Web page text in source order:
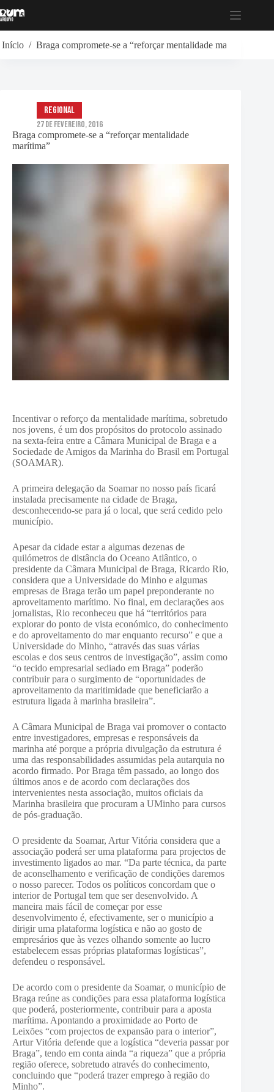
para
Início / Braga compromete-se a “reforçar mentalidade marítima”
Braga compromete-se a “reforçar mentalidade
marítima”
Regional
27 de Fevereiro, 2016
Incentivar o reforço da mentalidade marítima, sobretudo
nos jovens, é um dos propósitos do protocolo assinado
na sexta-feira entre a Câmara Municipal de Braga e a
Sociedade de Amigos da Marinha do Brasil em Portugal
(SOAMAR).
A primeira delegação da Soamar no nosso país ficará
instalada precisamente na cidade de Braga,
desconhecendo-se para já o local, que será cedido pelo
município.
Apesar da cidade estar a algumas dezenas de
quilómetros de distância do Oceano Atlântico, o
presidente da Câmara Municipal de Braga, Ricardo Rio,
considera que a Universidade do Minho e algumas
empresas de Braga terão um papel preponderante no
aproveitamento marítimo. No final, em declarações aos
jornalistas, Rio reconheceu que há “territórios para
explorar do ponto de vista económico, do conhecimento
e do aproveitamento do mar enquanto recurso” e que a
Universidade do Minho, “através das suas várias
escolas e dos seus centros de investigação”, assim como
“o tecido empresarial sediado em Braga” poderão
contribuir para o surgimento de “oportunidades de
aproveitamento da maritimidade que beneficiarão a
estrutura ligada à marinha brasileira”.
A Câmara Municipal de Braga vai promover o contacto
entre investigadores, empresas e responsáveis da
marinha até porque a própria divulgação da estrutura é
uma das responsabilidades assumidas pela autarquia no
acordo firmado. Por Braga têm passado, ao longo dos
últimos anos e de acordo com declarações dos
intervenientes nesta associação, muitos oficiais da
Marinha brasileira que procuram a UMinho para cursos
de pós-graduação.
O presidente da Soamar, Artur Vitória considera que a
associação poderá ser uma plataforma para projectos de
investimento ligados ao mar. “Da parte técnica, da parte
de aconselhamento e verificação de condições daremos
o nosso parecer. Todos os políticos concordam que o
interior de Portugal tem que ser desenvolvido. A
maneira mais fácil de começar por esse
desenvolvimento é, efectivamente, ser o município a
dirigir uma plataforma logística e não ao gosto de
empresários que às vezes olhando somente ao lucro
estabelecem essas próprias plataformas logísticas”,
defendeu o responsável.
De acordo com o presidente da Soamar, o município de
Braga reúne as condições para essa plataforma logística
que poderá, posteriormente, contribuir para a aposta
marítima. Apontando a proximidade ao Porto de
Leixões “com projectos de expansão para o interior”,
Artur Vitória defende que a logística “deveria passar por
Braga”, tendo em conta ainda “a riqueza” que a própria
região oferece, sobretudo através do conhecimento,
concluindo que “poderá trazer emprego à região do
Minho”.